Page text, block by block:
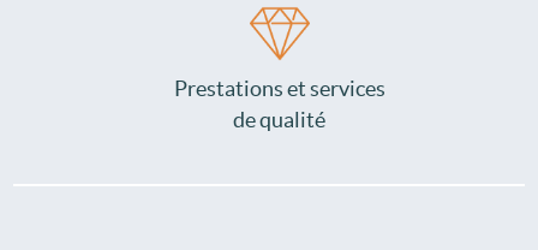
Prestations et services
de qualité